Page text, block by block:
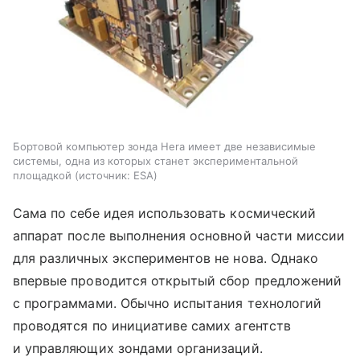
Бортовой компьютер зонда Hera имеет две независимые
системы, одна из которых станет экспериментальной
площадкой
источник: ESA
Сама по себе идея использовать космический
аппарат после выполнения основной части миссии
для различных экспериментов не нова. Однако
впервые проводится открытый сбор предложений
с программами. Обычно испытания технологий
проводятся по инициативе самих агентств
и управляющих зондами организаций.